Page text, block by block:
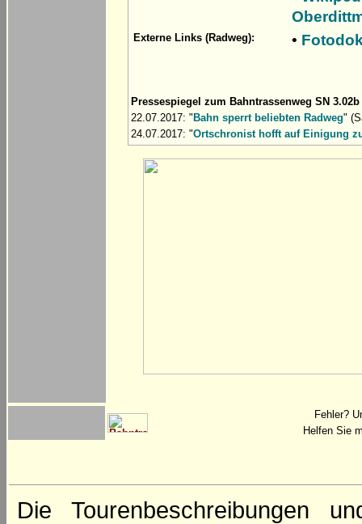
Externe Links (Radweg): •
Pressespiegel zum Bahntrassenweg SN 3.02b
22.07.2017: "Bahn sperrt beliebten Radweg"
24.07.2017: "Ortschronist hofft auf Einigung
Fehler?
Helfen Sie
Die Tourenbeschreibungen